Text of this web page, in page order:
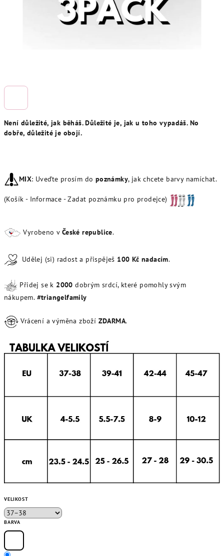
Není důležité, jak běháš. Důležité je, jak u toho vypadáš. No
dobře, důležité je obojí.
MIX: Uveďte prosím do poznámky, jak chcete barvy namíchat.
(Košík - Informace - Zadat poznámku pro prodejce)
Vyrobeno v České republice.
Udělej (si) radost a přispěješ 100 Kč nadacím.
Přidej se k 2000dobrým srdcí, které pomohly svým
nákupem. #triangelfamily
Vrácení a výměna zboží ZDARMA.
VELIKOST
BARVA